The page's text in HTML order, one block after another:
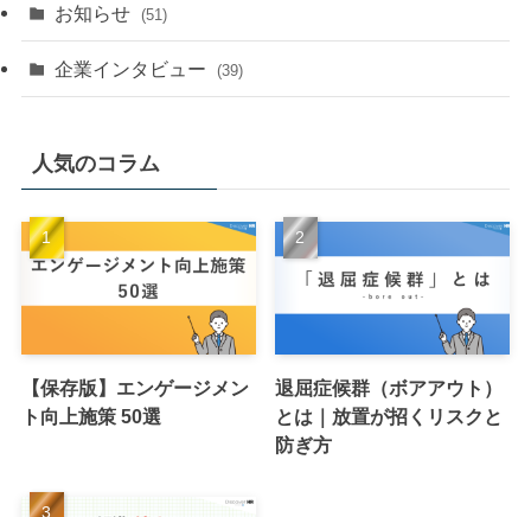
お知らせ (51)
企業インタビュー (39)
人気のコラム
【保存版】エンゲージメン
ト向上施策 50選
退屈症候群（ボアアウト）
とは｜放置が招くリスクと
防ぎ方